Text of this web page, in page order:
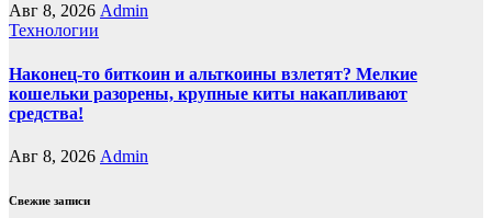
Авг 8, 2026 Admin
Технологии
Наконец-то биткоин и альткоины взлетят? Мелкие
кошельки разорены, крупные киты накапливают
средства!
Авг 8, 2026 Admin
Свежие записи